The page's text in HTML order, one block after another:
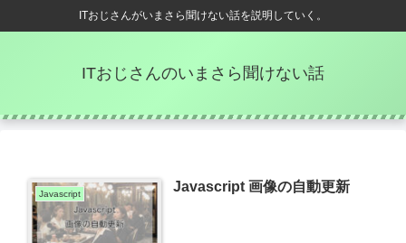
ITおじさんがいまさら聞けない話を説明していく。
ITおじさんのいまさら聞けない話
Javascript Javascript 画像の自動更新